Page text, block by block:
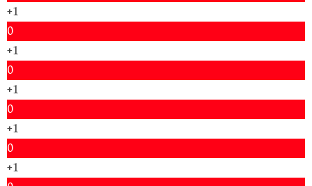
+1
0
+1
0
+1
0
+1
0
+1